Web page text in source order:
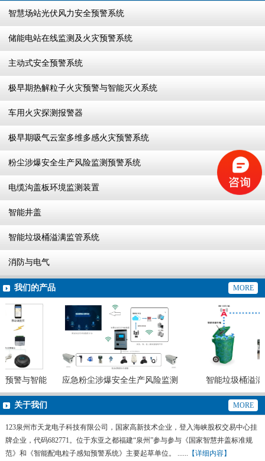
智慧场站光伏风力安全预警系统
储能电站在线监测及火灾预警系统
主动式安全预警系统
极早期热解粒子火灾预警与智能灭火系统
车用火灾探测报警器
极早期吸气云室多维多感火灾预警系统
粉尘涉爆安全生产风险监测预警系统
电缆沟盖板环境监测装置
智能井盖
智能垃圾桶溢满监管系统
消防与电气
我们的产品 MORE
警与智能
应急粉尘涉爆安全生产风险监测
预警系统
智能垃圾桶溢满
关于我们 MORE
123泉州市天龙电子科技有限公司，国家高新技术企业，登入海峡股权交易中心挂
牌企业，代码682771。位于东亚之都福建“泉州”参与参与《国家智慧井盖标准规
范》和《智能配电粒子感知预警系统》主要起草单位。 ...... 【详细内容】